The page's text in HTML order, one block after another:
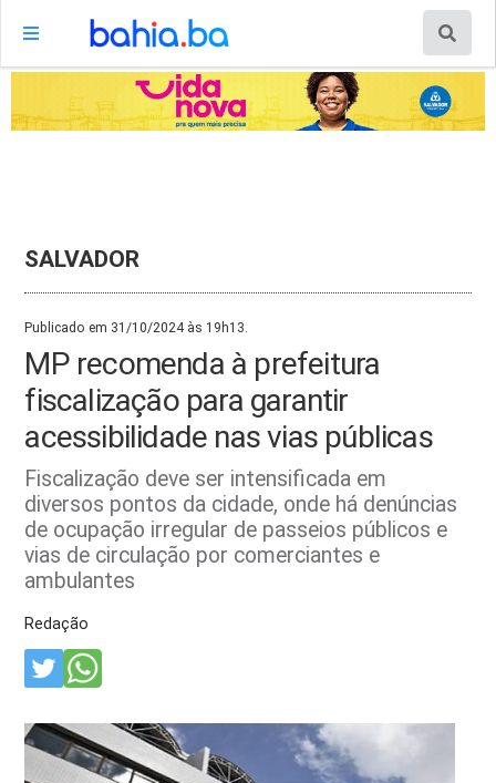
SALVADOR
Publicado em 31/10/2024 às 19h13.
MP recomenda à prefeitura
fiscalização para garantir
acessibilidade nas vias públicas
Fiscalização deve ser intensificada em
diversos pontos da cidade, onde há denúncias
de ocupação irregular de passeios públicos e
vias de circulação por comerciantes e
ambulantes
Redação